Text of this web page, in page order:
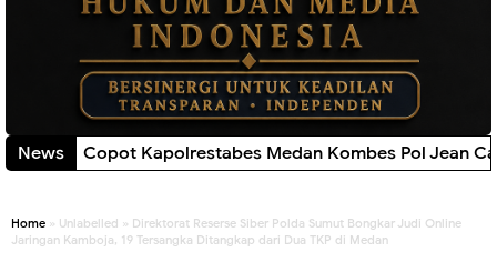
News
Kapolrestabes Medan Kombes Pol Jean Calvin
Home » Unlabelled » Direktorat Reserse Siber Polda Sumut Bongkar Judi Online
Jaringan Kamboja, 19 Tersangka Ditangkap dari Dua TKP di Medan